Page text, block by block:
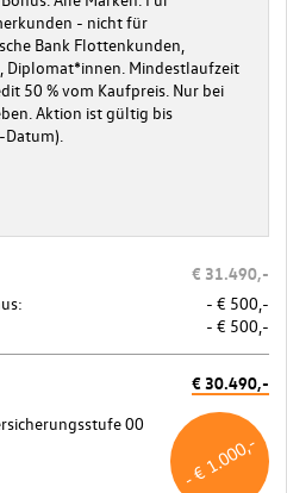
- nicht für
Bank Flottenkunden,
Diplomat*innen. Mindestlaufzeit
50 % vom Kaufpreis. Nur bei
Aktion ist gültig bis
€ 31.490,-
- € 500,-
- € 500,-
€ 30.490,-
00
- € 1.000,-